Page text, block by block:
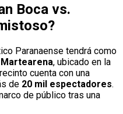
Boca vs.
Paranaense tendrá como
, ubicado en la
cuenta con una
de 20 mil espectadores.
de público tras una